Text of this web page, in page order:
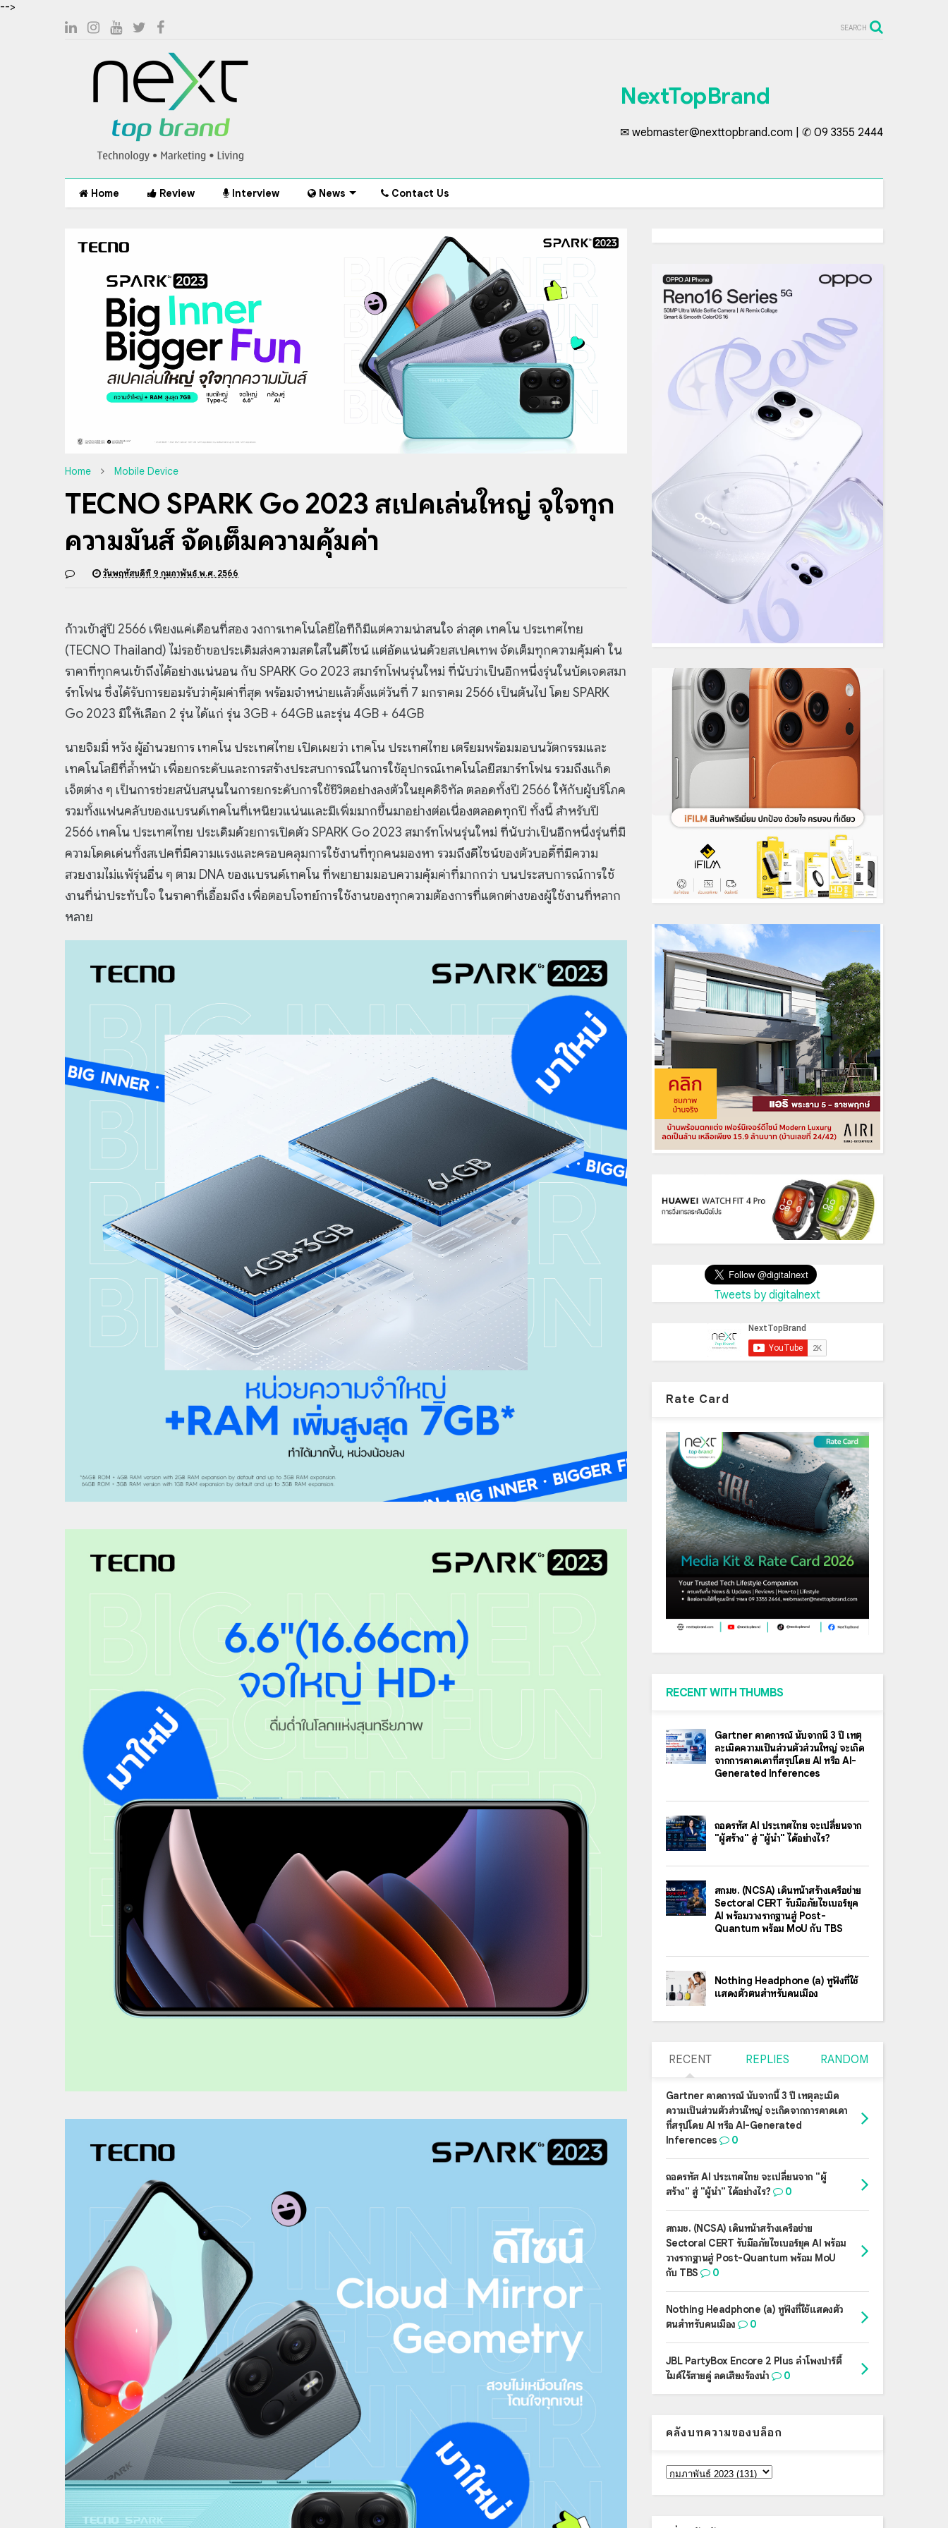
-->
SEARCH
NextTopBrand
✉ webmaster@nexttopbrand.com | ✆ 09 3355 2444
Home Review Interview News Contact Us
Home Mobile Device
TECNO SPARK Go 2023 สเปคเล่นใหญ่ จุใจทุก
ความมันส์ จัดเต็มความคุ้มค่า
วันพฤหัสบดีที่ 9 กุมภาพันธ์ พ.ศ. 2566
ก้าวเข้าสู่ปี 2566 เพียงแค่เดือนที่สอง วงการเทคโนโลยีไอทีก็มีแต่ความน่าสนใจ ล่าสุด เทคโน ประเทศไทย
(TECNO Thailand) ไม่รอช้าขอประเดิมส่งความสดใสในดีไซน์ แต่อัดแน่นด้วยสเปคเทพ จัดเต็มทุกความคุ้มค่า ใน
ราคาที่ทุกคนเข้าถึงได้อย่างแน่นอน กับ SPARK Go 2023 สมาร์ทโฟนรุ่นใหม่ ที่นับว่าเป็นอีกหนึ่งรุ่นในบัดเจดสมา
ร์ทโฟน ซึ่งได้รับการยอมรับว่าคุ้มค่าที่สุด พร้อมจำหน่ายแล้วตั้งแต่วันที่ 7 มกราคม 2566 เป็นต้นไป โดย SPARK
Go 2023 มีให้เลือก 2 รุ่น ได้แก่ รุ่น 3GB + 64GB และรุ่น 4GB + 64GB
นายจิมมี่ หวัง ผู้อำนวยการ เทคโน ประเทศไทย เปิดเผยว่า เทคโน ประเทศไทย เตรียมพร้อมมอบนวัตกรรมและ
เทคโนโลยีที่ล้ำหน้า เพื่อยกระดับและการสร้างประสบการณ์ในการใช้อุปกรณ์เทคโนโลยีสมาร์ทโฟน รวมถึงแก็ด
เจ็ตต่าง ๆ เป็นการช่วยสนับสนุนในการยกระดับการใช้ชีวิตอย่างลงตัวในยุคดิจิทัล ตลอดทั้งปี 2566 ให้กับผู้บริโภค
รวมทั้งแฟนคลับของแบรนด์เทคโนที่เหนียวแน่นและมีเพิ่มมากขึ้นมาอย่างต่อเนื่องตลอดทุกปี ทั้งนี้ สำหรับปี
2566 เทคโน ประเทศไทย ประเดิมด้วยการเปิดตัว SPARK Go 2023 สมาร์ทโฟนรุ่นใหม่ ที่นับว่าเป็นอีกหนึ่งรุ่นที่มี
ความโดดเด่นทั้งสเปคที่มีความแรงและครอบคลุมการใช้งานที่ทุกคนมองหา รวมถึงดีไซน์ของตัวบอดี้ที่มีความ
สวยงามไม่แพ้รุ่นอื่น ๆ ตาม DNA ของแบรนด์เทคโน ที่พยายามมอบความคุ้มค่าที่มากกว่า บนประสบการณ์การใช้
งานที่น่าประทับใจ ในราคาที่เอื้อมถึง เพื่อตอบโจทย์การใช้งานของทุกความต้องการที่แตกต่างของผู้ใช้งานที่หลาก
หลาย
Tweets by digitalnext
Rate Card
RECENT WITH THUMBS
Gartner คาดการณ์ นับจากนี้ 3 ปี เหตุ
ละเมิดความเป็นส่วนตัวส่วนใหญ่ จะเกิด
จากการคาดเดาที่สรุปโดย AI หรือ AI-
Generated Inferences
ถอดรหัส AI ประเทศไทย จะเปลี่ยนจาก
"ผู้สร้าง" สู่ "ผู้นำ" ได้อย่างไร?
สกมช. (NCSA) เดินหน้าสร้างเครือข่าย
Sectoral CERT รับมือภัยไซเบอร์ยุค
AI พร้อมวางรากฐานสู่ Post-
Quantum พร้อม MoU กับ TBS
Nothing Headphone (a) หูฟังที่ใช้
แสดงตัวตนสำหรับคนเมือง
RECENT REPLIES RANDOM
Gartner คาดการณ์ นับจากนี้ 3 ปี เหตุละเมิด
ความเป็นส่วนตัวส่วนใหญ่ จะเกิดจากการคาดเดา
ที่สรุปโดย AI หรือ AI-Generated
Inferences
0
ถอดรหัส AI ประเทศไทย จะเปลี่ยนจาก "ผู้
สร้าง" สู่ "ผู้นำ" ได้อย่างไร?
0
สกมช. (NCSA) เดินหน้าสร้างเครือข่าย
Sectoral CERT รับมือภัยไซเบอร์ยุค AI พร้อม
วางรากฐานสู่ Post-Quantum พร้อม MoU
กับ TBS
0
Nothing Headphone (a) หูฟังที่ใช้แสดงตัว
ตนสำหรับคนเมือง
0
JBL PartyBox Encore 2 Plus ลำโพงปาร์ตี้
ไมค์ไร้สายคู่ ลดเสียงร้องนำ
0
คลังบทความของบล็อก